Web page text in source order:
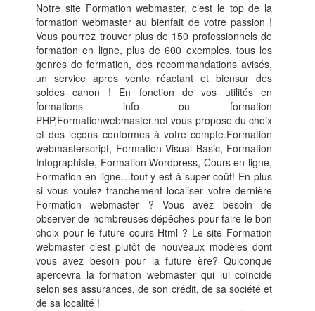
Notre site Formation webmaster, c’est le top de la
formation webmaster au bienfait de votre passion !
Vous pourrez trouver plus de 150 professionnels de
formation en ligne, plus de 600 exemples, tous les
genres de formation, des recommandations avisés,
un service apres vente réactant et biensur des
soldes canon ! En fonction de vos utilités en
formations info ou formation
PHP,Formationwebmaster.net vous propose du choix
et des leçons conformes à votre compte.Formation
webmasterscript, Formation Visual Basic, Formation
Infographiste, Formation Wordpress, Cours en ligne,
Formation en ligne…tout y est à super coût! En plus
si vous voulez franchement localiser votre dernière
Formation webmaster ? Vous avez besoin de
observer de nombreuses dépêches pour faire le bon
choix pour le future cours Html ? Le site Formation
webmaster c’est plutôt de nouveaux modèles dont
vous avez besoin pour la future ère? Quiconque
apercevra la formation webmaster qui lui coïncide
selon ses assurances, de son crédit, de sa société et
de sa localité !